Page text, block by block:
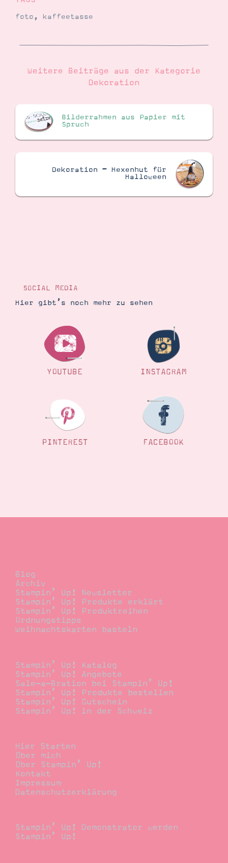
foto, kaffeetasse
Weitere Beiträge aus der Kategorie
Dekoration
Bilderrahmen aus Papier mit
Spruch
Dekoration – Hexenhut für
Halloween
SOCIAL MEDIA
Hier gibt’s noch mehr zu sehen
YOUTUBE INSTAGRAM
PINTEREST FACEBOOK
Blog
Archiv
Stampin’ Up! Newsletter
Stampin’ Up! Produkte erklärt
Stampin’ Up! Produktreihen
Ordnungstipps
Weihnachtskarten basteln
Stampin’ Up! Katalog
Stampin’ Up! Angebote
Sale-a-Bration bei Stampin’ Up!
Stampin’ Up! Produkte bestellen
Stampin’ Up! Gutschein
Stampin’ Up! in der Schweiz
Hier Starten
Über mich
Über Stampin’ Up!
Kontakt
Impressum
Datenschutzerklärung
Stampin’ Up! Demonstrator werden
Stampin’ Up!